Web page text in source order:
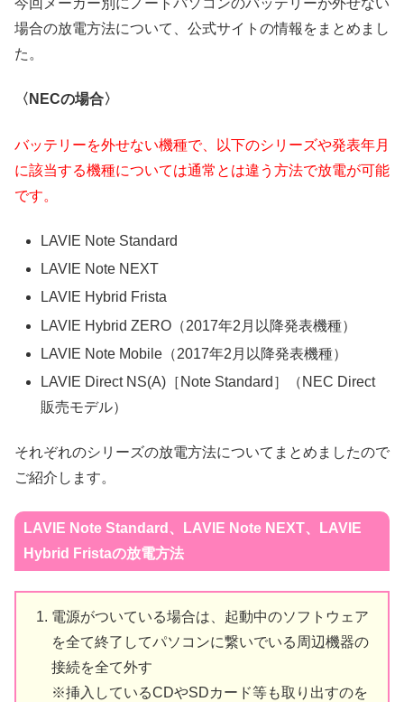
場合の放電方法について、公式サイトの情報をまとめまし
た。
〈NECの場合〉
バッテリーを外せない機種で、以下のシリーズや発表年月
に該当する機種については通常とは違う方法で放電が可能
です。
LAVIE Note Standard
LAVIE Note NEXT
LAVIE Hybrid Frista
LAVIE Hybrid ZERO（2017年2月以降発表機種）
LAVIE Note Mobile（2017年2月以降発表機種）
LAVIE Direct NS(A)［Note Standard］（NEC Direct
販売モデル）
それぞれのシリーズの放電方法についてまとめましたので
ご紹介します。
LAVIE Note Standard、LAVIE Note NEXT、LAVIE
Hybrid Fristaの放電方法
電源がついている場合は、起動中のソフトウェア
を全て終了してパソコンに繋いでいる周辺機器の
接続を全て外す
※挿入しているCDやSDカード等も取り出すのを